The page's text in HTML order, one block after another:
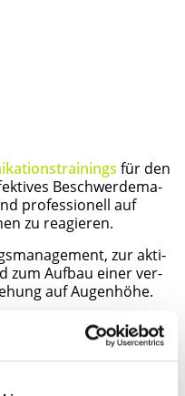
für den
Beschwer­de­ma­
pro­fes­sio­nell auf
zu reagieren.
zur akti­
zum Auf­bau einer ver­
auf Augenhöhe.
Stär­kung von Empa­thie,
im